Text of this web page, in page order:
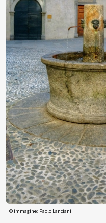
© immagine: Paolo Lanciani